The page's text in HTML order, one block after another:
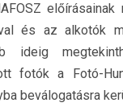
előírásainak
és az alkotók
ideig
fotók a Fotó-
beválogatásra